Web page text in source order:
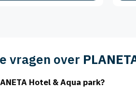
vragen over
Hotel & Aqua park?